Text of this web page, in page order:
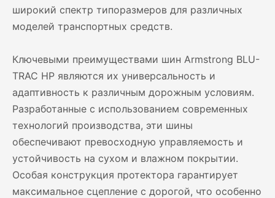
широкий спектр типоразмеров для различных
моделей транспортных средств.
Ключевыми преимуществами шин Armstrong BLU-
TRAC HP являются их универсальность и
адаптивность к различным дорожным условиям.
Разработанные с использованием современных
технологий производства, эти шины
обеспечивают превосходную управляемость и
устойчивость на сухом и влажном покрытии.
Особая конструкция протектора гарантирует
максимальное сцепление с дорогой, что особенно